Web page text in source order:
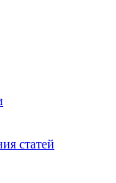
статей